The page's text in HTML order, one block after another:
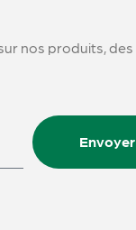
nos produits, des
Envoyer